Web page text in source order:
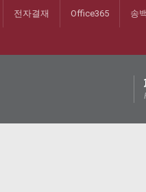
전자결재 Office365 송